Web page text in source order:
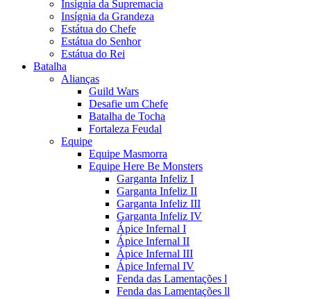
Insígnia da Supremacia
Insígnia da Grandeza
Estátua do Chefe
Estátua do Senhor
Estátua do Rei
Batalha
Alianças
Guild Wars
Desafie um Chefe
Batalha de Tocha
Fortaleza Feudal
Equipe
Equipe Masmorra
Equipe Here Be Monsters
Garganta Infeliz I
Garganta Infeliz II
Garganta Infeliz III
Garganta Infeliz IV
Ápice Infernal I
Ápice Infernal II
Ápice Infernal III
Ápice Infernal IV
Fenda das Lamentações l
Fenda das Lamentações ll